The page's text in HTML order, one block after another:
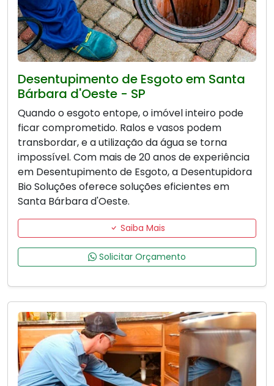
Desentupimento de Esgoto em Santa
Bárbara d'Oeste - SP
Quando o esgoto entope, o imóvel inteiro pode
ficar comprometido. Ralos e vasos podem
transbordar, e a utilização da água se torna
impossível. Com mais de 20 anos de experiência
em Desentupimento de Esgoto, a Desentupidora
Bio Soluções oferece soluções eficientes em
Santa Bárbara d'Oeste.
Saiba Mais
Solicitar Orçamento